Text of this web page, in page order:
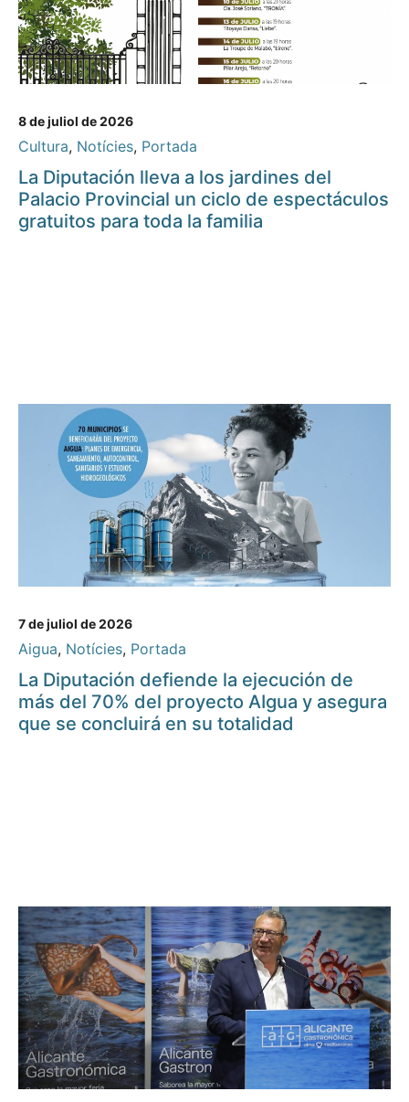
8 de juliol de 2026
Cultura, Notícies, Portada
La Diputación lleva a los jardines del
Palacio Provincial un ciclo de espectáculos
gratuitos para toda la familia
7 de juliol de 2026
Aigua, Notícies, Portada
La Diputación defiende la ejecución de
más del 70% del proyecto AIgua y asegura
que se concluirá en su totalidad